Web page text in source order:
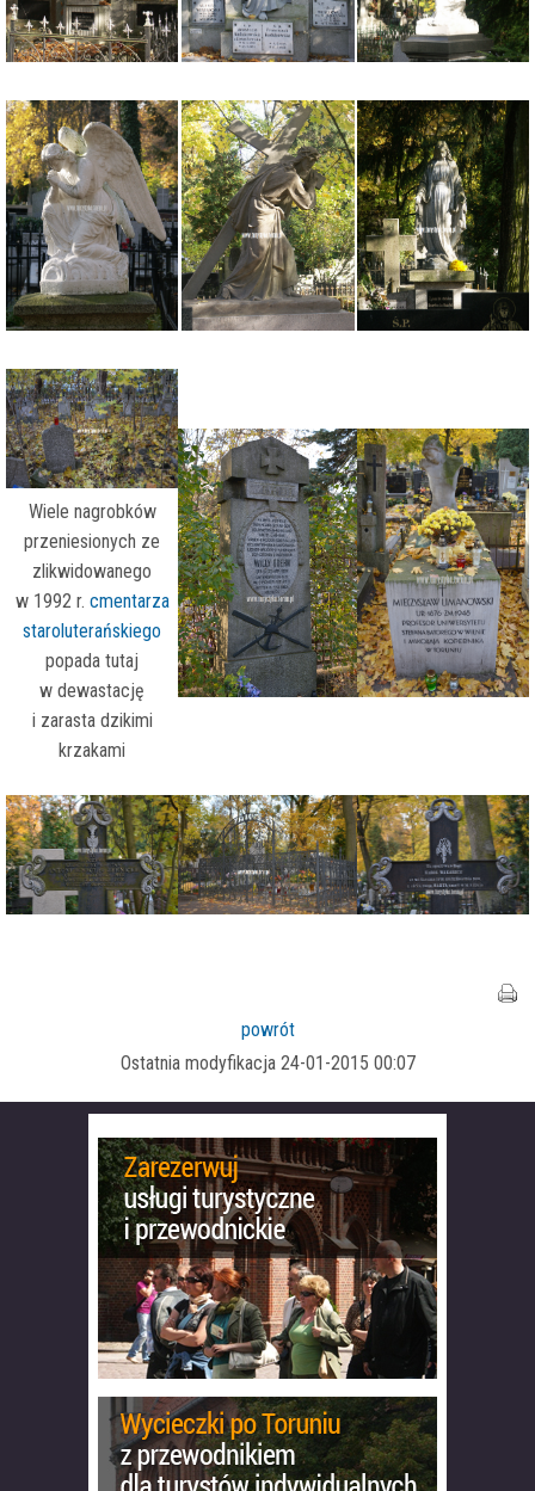
Wiele nagrobków
przeniesionych ze
zlikwidowanego
w 1992 r. cmentarza
staroluterańskiego
popada tutaj
w dewastację
i zarasta dzikimi
krzakami
powrót
Ostatnia modyfikacja 24-01-2015 00:07